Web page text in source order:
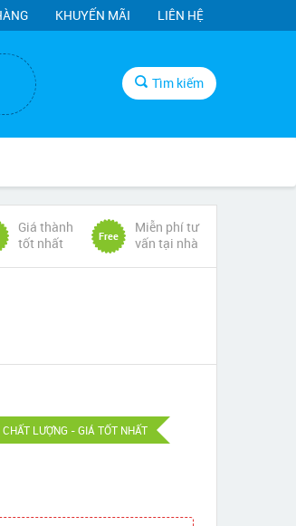
KHUYẾN MÃI LIÊN HỆ
Tìm kiếm
Giá thành
tốt nhất
Free
Miễn phí tư
vấn tại nhà
LƯỢNG - GIÁ TỐT NHẤT